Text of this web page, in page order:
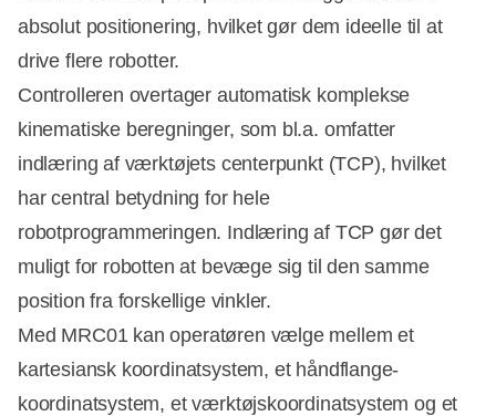
absolut positionering, hvilket gør dem ideelle til at
drive flere robotter.
Controlleren overtager automatisk komplekse
kinematiske beregninger, som bl.a. omfatter
indlæring af værktøjets centerpunkt (TCP), hvilket
har central betydning for hele
robotprogrammeringen. Indlæring af TCP gør det
muligt for robotten at bevæge sig til den samme
position fra forskellige vinkler.
Med MRC01 kan operatøren vælge mellem et
kartesiansk koordinatsystem, et håndflange-
koordinatsystem, et værktøjskoordinatsystem og et